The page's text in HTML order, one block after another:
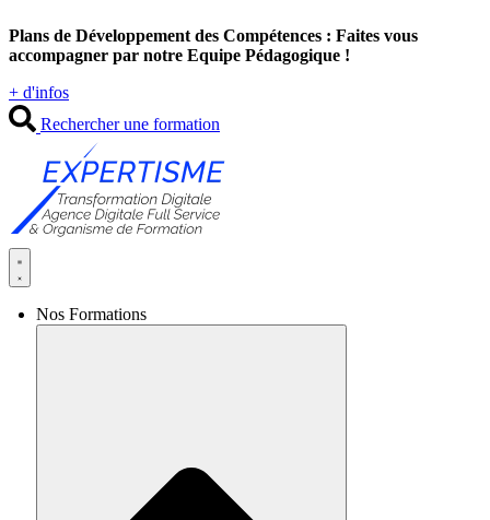
au
contenu
Plans de Développement des Compétences : Faites vous
accompagner par notre Equipe Pédagogique !
+ d'infos
Rechercher une formation
Nos Formations